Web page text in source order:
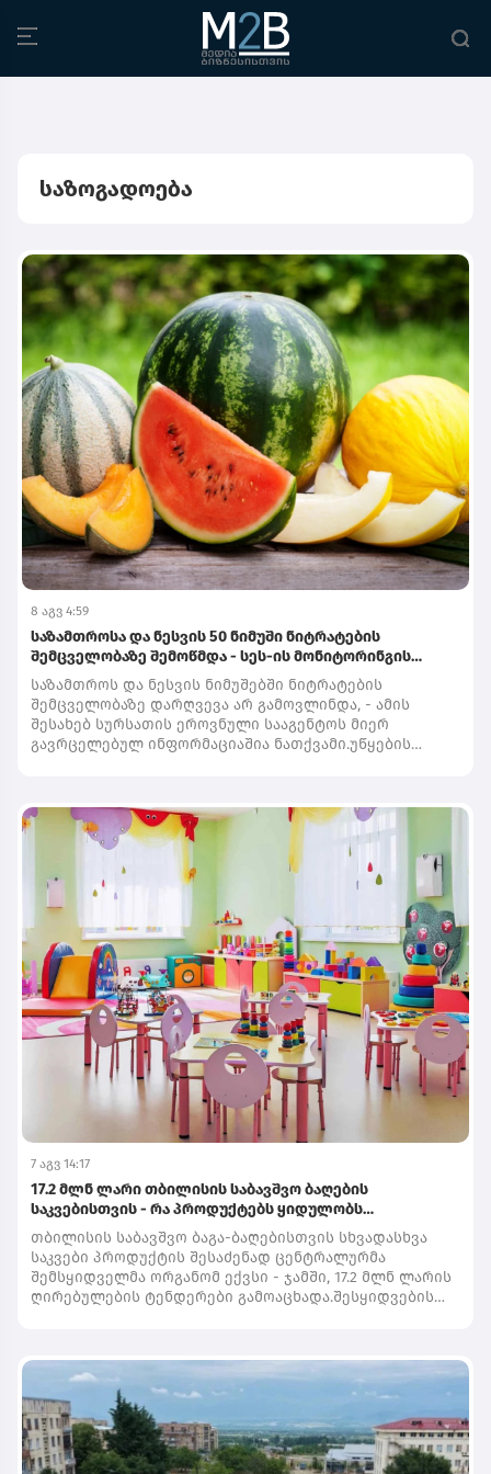
საზოგადოება
8 აგვ 4:59
საზამთროსა და ნესვის 50 ნიმუში ნიტრატების
შემცველობაზე შემოწმდა - სეს-ის მონიტორინგის
შედეგები
საზამთროს და ნესვის ნიმუშებში ნიტრატების
შემცველობაზე დარღვევა არ გამოვლინდა, - ამის
შესახებ სურსათის ეროვნული სააგენტოს მიერ
გავრცელებულ ინფორმაციაშია ნათქვამი.უწყების
აკრედიტებულ ლაბორატორიაში გამოკვლეულია
საზამთროს და ნესვის 50 ნიმუში.„სურსათის ეროვნული
სააგენტო, სამომხმარებლო ბაზარზე არსებულ ბაღჩეულ
კულტურებს - საზამთროს და ნესვს, ნიტრატების
შემცველობაზე ამოწმებს.დღეის მდგომარეობით,
მონიტორინგის სახელმწიფო კონტროლის პროგრამის
ფარგლებში, მთელი ქვეყნის მასშტაბით, სხვადასხვა
სარეალიზაციო ობიექტიდან აღებული და
აკრედიტებულ ლაბორატორიაში გამოკვლეულია
საზამთროს და ნესვის 50 ნიმუში.კვლევის შედეგებით,
ნიტრატები კანონმდებლობით დადგენილ ნორმას
(საზამთრო-60 მგ.კგ ნესვი-90 მგ.კგ) არ
აღემატებასეზონის გათვალისწინებით,სურსათის
ეროვნული სააგენტო ბაზარზე ბაღჩეული კულტურების
კვლევას რეგულარულად ჩაატარებს“, - ნათქვამია სეს-
ის ინფორმაციაში.
7 აგვ 14:17
17.2 მლნ ლარი თბილისის საბავშვო ბაღების
საკვებისთვის - რა პროდუქტებს ყიდულობს
სახელმწიფო
თბილისის საბავშვო ბაგა-ბაღებისთვის სხვადასხვა
საკვები პროდუქტის შესაძენად ცენტრალურმა
შემსყიდველმა ორგანომ ექვსი - ჯამში, 17.2 მლნ ლარის
ღირებულების ტენდერები გამოაცხადა.შესყიდვების
და სხვა პროდუქტები.შესყიდვების სააგენტოს
ვებგვერდზე გამოქვეყნებული სატენდერო
დოკუმენტაციის მიხედვით, პროდუქტებზე მოთხოვნები
მხოლოდ რაოდენობასა და მიწოდების პირობებს არ
მოიცავს - დოკუმენტებში დეტალურად არის გაწერილი,
როგორი შემადგენლობის, ხარისხისა და